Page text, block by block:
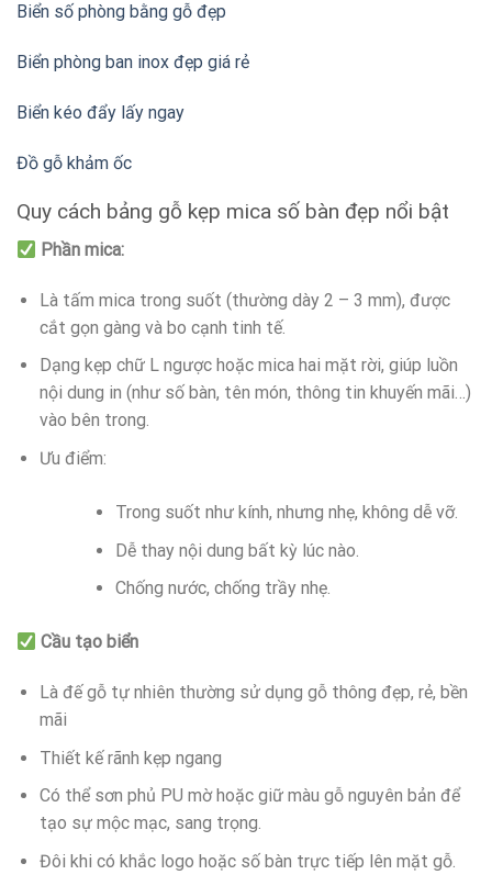
Biển số phòng bằng gỗ đẹp
Biển phòng ban inox đẹp giá rẻ
Biển kéo đẩy lấy ngay
Đồ gỗ khảm ốc
Quy cách bảng gỗ kẹp mica số bàn đẹp nổi bật
Phần mica:
Là tấm mica trong suốt (thường dày 2 – 3 mm), được
cắt gọn gàng và bo cạnh tinh tế.
Dạng kẹp chữ L ngược hoặc mica hai mặt rời, giúp luồn
nội dung in (như số bàn, tên món, thông tin khuyến mãi…)
vào bên trong.
Ưu điểm:
Trong suốt như kính, nhưng nhẹ, không dễ vỡ.
Dễ thay nội dung bất kỳ lúc nào.
Chống nước, chống trầy nhẹ.
Cầu tạo biển
Là đế gỗ tự nhiên thường sử dụng gỗ thông đẹp, rẻ, bền
mãi
Thiết kế rãnh kẹp ngang
Có thể sơn phủ PU mờ hoặc giữ màu gỗ nguyên bản để
tạo sự mộc mạc, sang trọng.
Đôi khi có khắc logo hoặc số bàn trực tiếp lên mặt gỗ.